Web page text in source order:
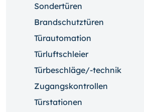
Sondertüren
Brandschutztüren
Türautomation
Türluftschleier
Türbeschläge/-technik
Zugangskontrollen
Türstationen